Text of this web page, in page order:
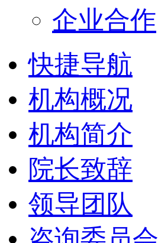
企业合作
快捷导航
机构概况
机构简介
院长致辞
领导团队